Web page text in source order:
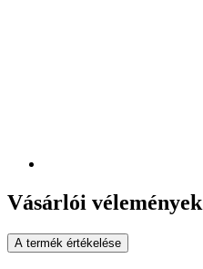
Vásárlói vélemények
A termék értékelése